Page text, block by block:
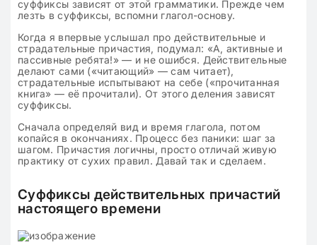
суффиксы зависят от этой грамматики. Прежде чем
лезть в суффиксы, вспомни глагол-основу.
Когда я впервые услышал про действительные и
страдательные причастия, подумал: «А, активные и
пассивные ребята!» — и не ошибся. Действительные
делают сами («читающий» — сам читает),
страдательные испытывают на себе («прочитанная
книга» — её прочитали). От этого деления зависят
суффиксы.
Сначала определяй вид и время глагола, потом
копайся в окончаниях. Процесс без паники: шаг за
шагом. Причастия логичны, просто отличай живую
практику от сухих правил. Давай так и сделаем.
Суффиксы действительных причастий
настоящего времени